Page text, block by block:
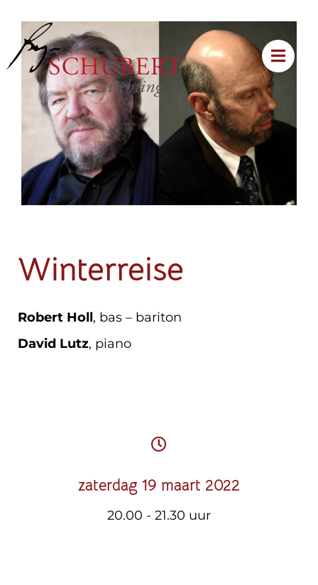
Winterreise
Robert Holl, bas – bariton
David Lutz, piano
zaterdag 19 maart 2022
20.00 - 21.30 uur